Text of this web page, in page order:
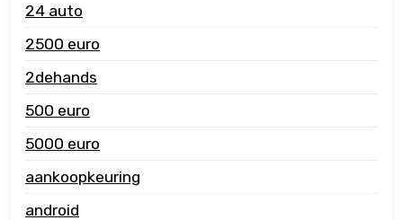
24 auto
2500 euro
2dehands
500 euro
5000 euro
aankoopkeuring
android